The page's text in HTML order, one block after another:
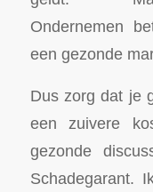
Ondernemen
een gezonde
Dus zorg dat je
een zuivere
gezonde
Schadegarant.